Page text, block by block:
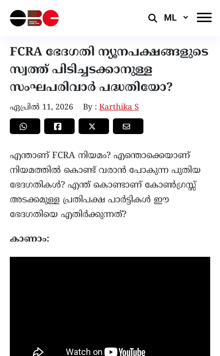
Select
FCRA ഭേദഗതി ന്യൂനപക്ഷങ്ങളുടെ
സ്വത്ത് പിടിച്ചടക്കാനുള്ള
സംഘപരിവാർ പദ്ധതിയോ?
ഏപ്രിൽ 11, 2026 By : Karthika S
എന്താണ് FCRA നിയമം? എന്തൊക്കെയാണ്
നിയമത്തിൽ കൊണ്ട് വരാൻ പോകുന്ന പുതിയ
ഭേദഗതികൾ? എന്ത് കൊണ്ടാണ് കോൺഗ്രസ്സ്
അടക്കമുള്ള പ്രതിപക്ഷ പാർട്ടികൾ ഈ
ഭേദഗതിയെ എതിർക്കുന്നത്?
കാണാം: